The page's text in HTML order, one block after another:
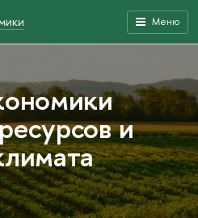
Меню
и